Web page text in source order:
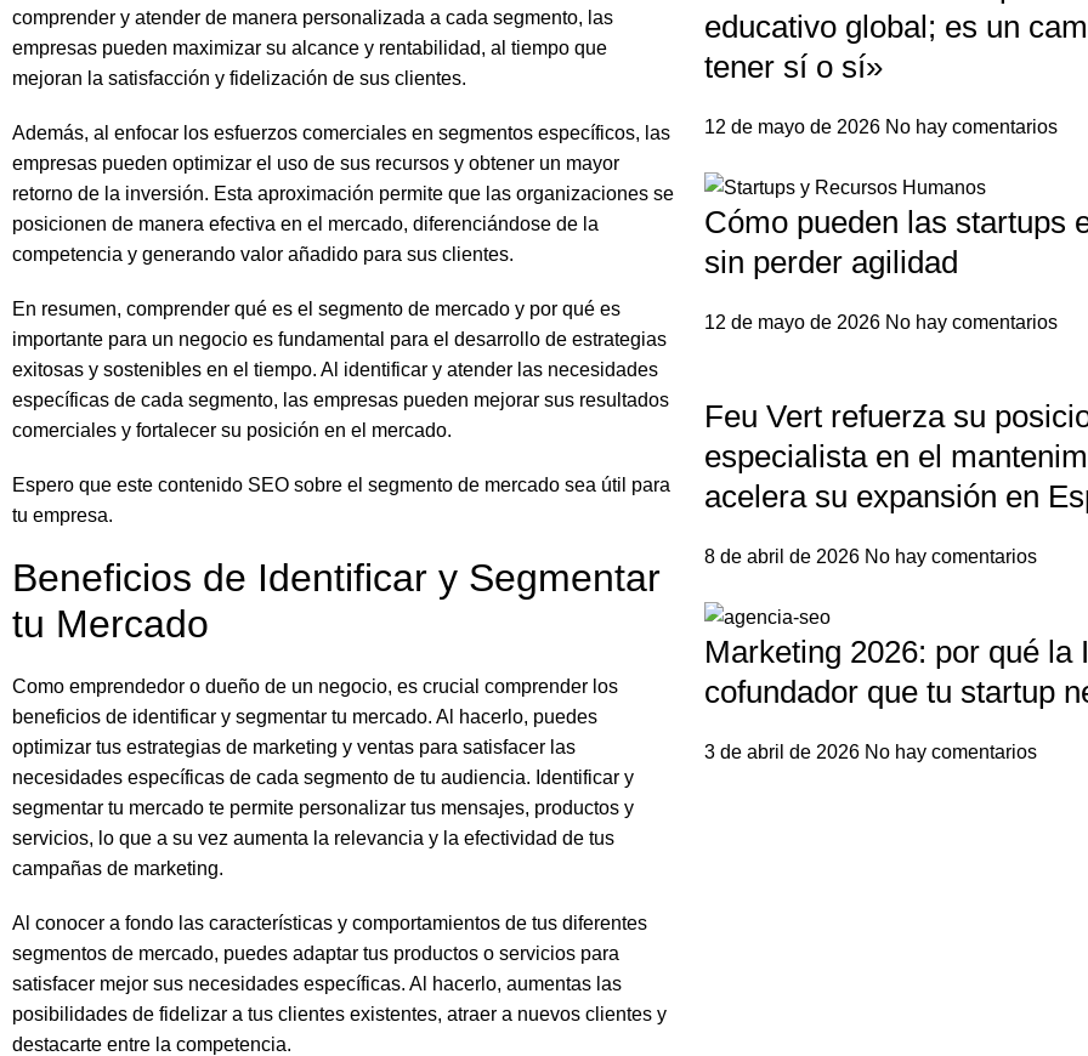
comprender y atender de manera personalizada a cada segmento, las
empresas pueden maximizar su alcance y rentabilidad, al tiempo que
mejoran la satisfacción y fidelización de sus clientes.
Además, al enfocar los esfuerzos comerciales en segmentos específicos, las
empresas pueden optimizar el uso de sus recursos y obtener un mayor
retorno de la inversión. Esta aproximación permite que las organizaciones se
posicionen de manera efectiva en el mercado, diferenciándose de la
competencia y generando valor añadido para sus clientes.
En resumen, comprender qué es el segmento de mercado y por qué es
importante para un negocio es fundamental para el desarrollo de estrategias
exitosas y sostenibles en el tiempo. Al identificar y atender las necesidades
específicas de cada segmento, las empresas pueden mejorar sus resultados
comerciales y fortalecer su posición en el mercado.
Espero que este contenido SEO sobre el segmento de mercado sea útil para
tu empresa.
Beneficios de Identificar y Segmentar
tu Mercado
Como emprendedor o dueño de un negocio, es crucial comprender los
beneficios de identificar y segmentar tu mercado. Al hacerlo, puedes
optimizar tus estrategias de marketing y ventas para satisfacer las
necesidades específicas de cada segmento de tu audiencia. Identificar y
segmentar tu mercado te permite personalizar tus mensajes, productos y
servicios, lo que a su vez aumenta la relevancia y la efectividad de tus
campañas de marketing.
Al conocer a fondo las características y comportamientos de tus diferentes
segmentos de mercado, puedes adaptar tus productos o servicios para
satisfacer mejor sus necesidades específicas. Al hacerlo, aumentas las
posibilidades de fidelizar a tus clientes existentes, atraer a nuevos clientes y
destacarte entre la competencia.
educativo global; es un
tener sí o sí»
12 de mayo de 2026 No hay comentarios
Cómo pueden las startups
sin perder agilidad
12 de mayo de 2026 No hay comentarios
Feu Vert refuerza su
especialista en el
acelera su expansión en
8 de abril de 2026 No hay comentarios
Marketing 2026: por qué la
cofundador que tu startup
3 de abril de 2026 No hay comentarios